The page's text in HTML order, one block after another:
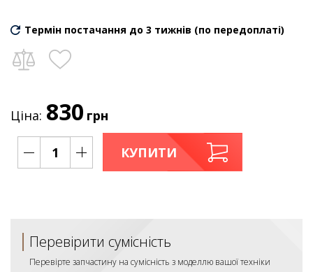
Термін постачання до 3 тижнів (по передоплаті)
Ціна: 830 грн
КУПИТИ
Перевірити сумісність
Перевірте запчастину на сумісність з моделлю вашої техніки